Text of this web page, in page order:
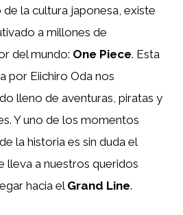
de la cultura japonesa, existe
a millones de
del mundo: One Piece. Esta
por Eiichiro Oda nos
lleno de aventuras, piratas y
Y uno de los momentos
la historia es sin duda el
lleva a nuestros queridos
hacia el Grand Line.